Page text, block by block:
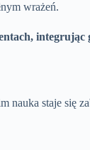
wrażeń.
integrując
nauka staje się